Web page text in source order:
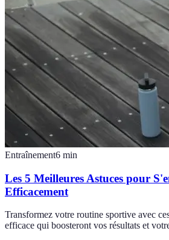
Entraînement6 min
Les 5 Meilleures Astuces pour
Efficacement
Transformez votre routine sportive avec
efficace qui boosteront vos résultats et